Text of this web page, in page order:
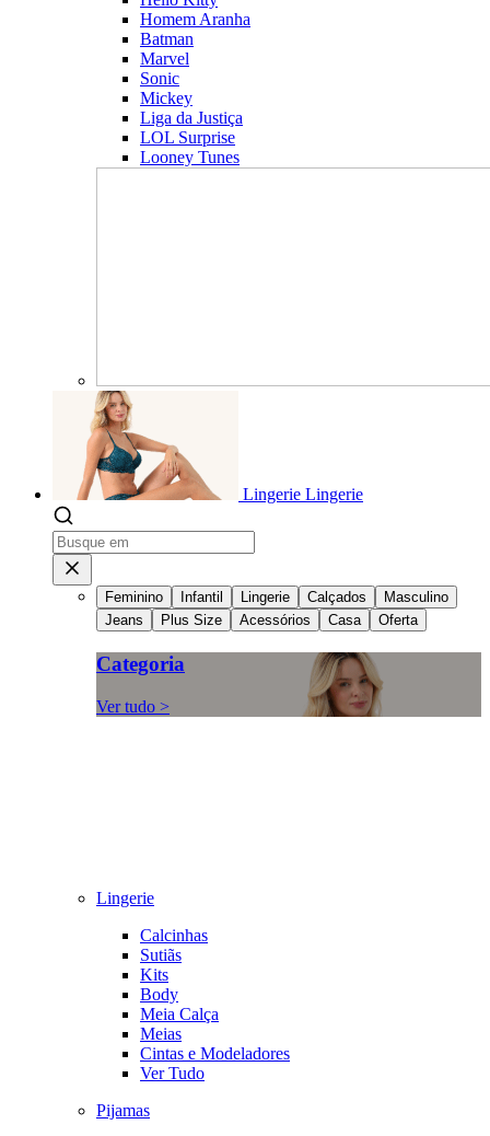
Homem Aranha
Batman
Marvel
Sonic
Mickey
Liga da Justiça
LOL Surprise
Looney Tunes
Lingerie Lingerie
Feminino Infantil Lingerie Calçados
Masculino
Jeans
Plus Size Acessórios Casa Oferta
Categoria
Ver tudo >
Lingerie
Calcinhas
Sutiãs
Kits
Body
Meia Calça
Meias
Cintas e Modeladores
Ver Tudo
Pijamas